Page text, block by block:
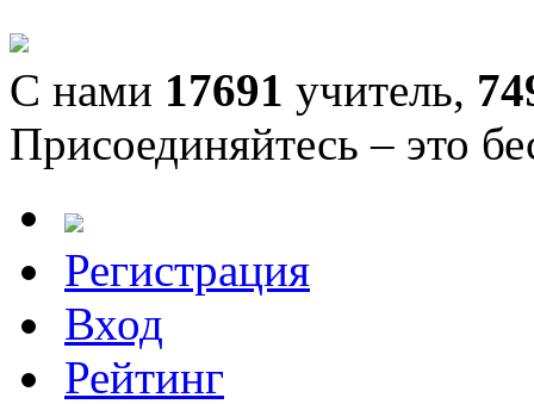
С нами 17691 учитель,
Присоединяйтесь – это
Регистрация
Вход
Рейтинг